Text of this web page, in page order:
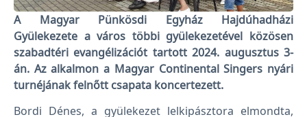
A Magyar Pünkösdi Egyház Hajdúhadházi
Gyülekezete a város többi gyülekezetével közösen
szabadtéri evangélizációt tartott 2024. augusztus 3-
án. Az alkalmon a Magyar Continental Singers nyári
turnéjának felnőtt csapata koncertezett.
Bordi Dénes, a gyülekezet lelkipásztora elmondta,